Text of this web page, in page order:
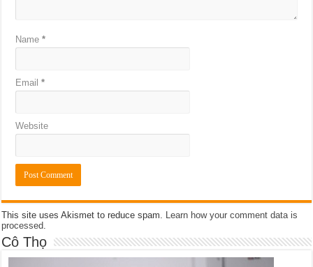
Name*
Email*
Website
This site uses Akismet to reduce spam. Learn how your comment data is
processed.
Cô Thọ